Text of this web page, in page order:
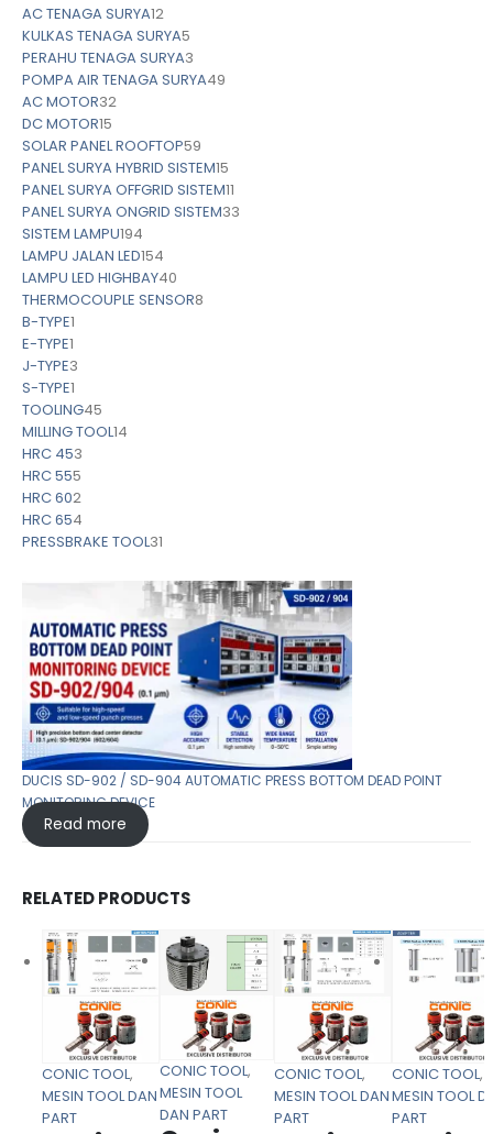
AC TENAGA SURYA12
KULKAS TENAGA SURYA5
PERAHU TENAGA SURYA3
POMPA AIR TENAGA SURYA49
AC MOTOR32
DC MOTOR15
SOLAR PANEL ROOFTOP59
PANEL SURYA HYBRID SISTEM15
PANEL SURYA OFFGRID SISTEM11
PANEL SURYA ONGRID SISTEM33
SISTEM LAMPU194
LAMPU JALAN LED154
LAMPU LED HIGHBAY40
THERMOCOUPLE SENSOR8
B-TYPE1
E-TYPE1
J-TYPE3
S-TYPE1
TOOLING45
MILLING TOOL14
HRC 453
HRC 555
HRC 602
HRC 654
PRESSBRAKE TOOL31
DUCIS SD-902 / SD-904 AUTOMATIC PRESS BOTTOM DEAD POINT
MONITORING DEVICE
Read more
RELATED PRODUCTS
CONIC TOOL,
MESIN TOOL DAN
PART
CONIC TOOL,
MESIN TOOL
DAN PART
CONIC TOOL,
MESIN TOOL DAN
PART
CONIC TOOL,
MESIN TOOL
PART